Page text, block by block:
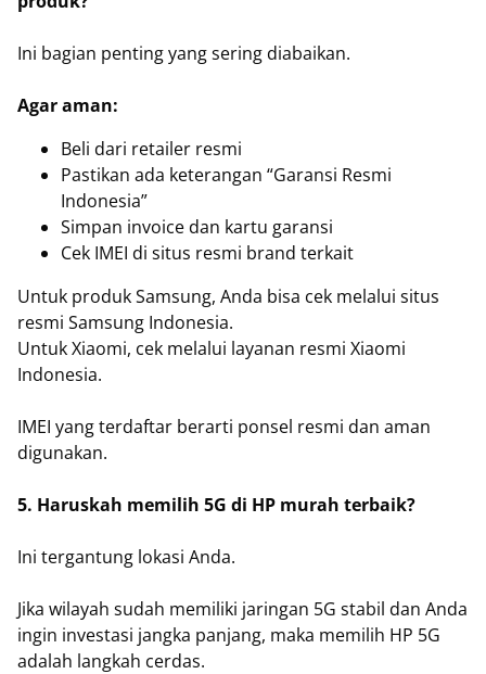
Ini bagian penting yang sering diabaikan.
Agar aman:
Beli dari retailer resmi
Pastikan ada keterangan “Garansi Resmi
Indonesia”
Simpan invoice dan kartu garansi
Cek IMEI di situs resmi brand terkait
Untuk produk Samsung, Anda bisa cek melalui situs
resmi Samsung Indonesia.
Untuk Xiaomi, cek melalui layanan resmi Xiaomi
Indonesia.
IMEI yang terdaftar berarti ponsel resmi dan aman
digunakan.
5. Haruskah memilih 5G di HP murah terbaik?
Ini tergantung lokasi Anda.
Jika wilayah sudah memiliki jaringan 5G stabil dan Anda
ingin investasi jangka panjang, maka memilih HP 5G
adalah langkah cerdas.